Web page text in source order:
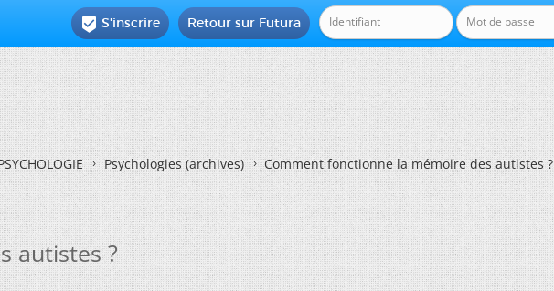
Retour sur Futura
 S'inscrire
Psychologies (archives) Comment fonctionne la mémoire des autistes ?
autistes ?